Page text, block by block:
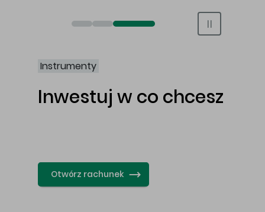
Otwórz rachunek maklerski online
Otwórz konto IKE/IKZE
Świat bez swap i prowizji
Instrumenty
Inwestuj w co chcesz
Otwórz rachunek